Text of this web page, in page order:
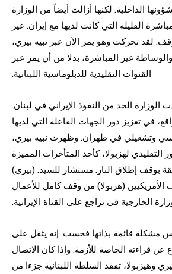
الداخلية. لكنها أزالت أيضاً من الوزارة
القليلة التي كانت لديها مع إيران. غير
لقد تحركت وهو يمر الآن عبر نبيه بيري،
غير المباشرة، بدلا من أن يمر عبر
القنوات التقليدية للدبلوماسية اللبنانية.
الوزارة الحد من النفوذ الإيراني في لبنان.
في تعزيز دور الجهات الفاعلة التي لديها
وتشغيلي في طهران. وظهرت نبيه بيري،
التقليدي لهزبولا، كأحد المتأخرات المميزة
بوقف إطلاق النار. مستشار للسيد. (بيري)
(هزبولا) من وقف كامل للأعمال
الخارجية في تراجع على القناة الإيرانية.
مشكلة قائمة بذاتها فحسب. إنه يثقل على
عن قراءته الخاصة للأزمة. وإذا كان الاتصال
وهيزبولا، تفقد السلطة اللبنانية جزءا من